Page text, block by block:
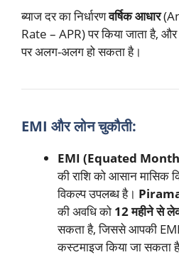
ब्याज दर का निर्धारणवर्षिक आधार
Rate – APR) पर किया जाता है,
पर अलग-अलग हो सकता है।
EMI और लोन चुकौती:
EMI (Equated
की राशि को आसान मासिक
विकल्प उपलब्ध है।
की अवधि को 12 महीने से
सकता है, जिससे आपकी
कस्टमाइज किया जा सकता